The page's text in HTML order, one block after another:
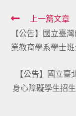
Read
more
articles
上一篇文章
【公告】國立臺
業教育學系學士
【公告】國立
身心障礙學生招